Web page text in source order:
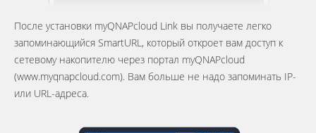
После установки myQNAPcloud Link вы получаете легко
запоминающийся SmartURL, который откроет вам доступ к
сетевому накопителю через портал myQNAPcloud
(www.myqnapcloud.com). Вам больше не надо запоминать IP-
или URL-адреса.